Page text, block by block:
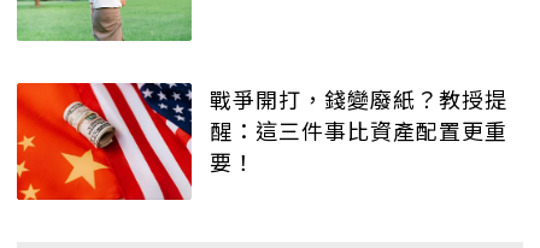
戰爭開打，錢變廢紙？教授提
醒：這三件事比資產配置更重
要！